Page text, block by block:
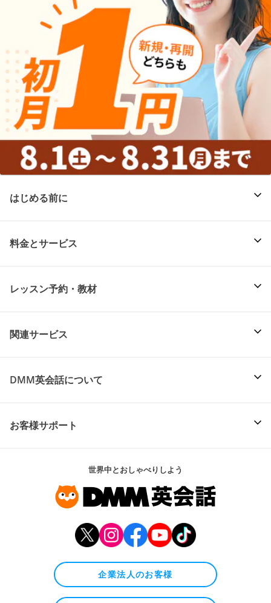
はじめる前に
料金とサービス
レッスン予約・教材
関連サービス
DMM英会話について
お客様サポート
世界中とおしゃべりしよう
企業法人のお客様